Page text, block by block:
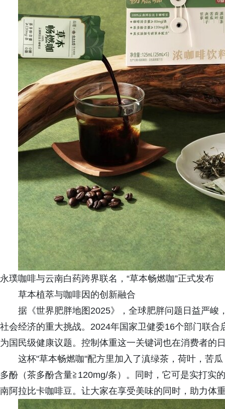
永璞咖啡与云南白药跨界联名，“草本畅燃咖”正式发布
草本植萃与咖啡因的创新融合
据《世界肥胖地图2025》，全球肥胖问题日益严
社会经济的重大挑战。2024年国家卫健委16个部门联
为国民级健康议题。控制体重这一关键词也在消费者的
这杯"草本畅燃咖"配方里加入了滇绿茶，荷叶，苦
多酚（茶多酚含量≧120mg/条）。同时，它可是实打实
南阿拉比卡咖啡豆。让大家在享受美味的同时，助力体